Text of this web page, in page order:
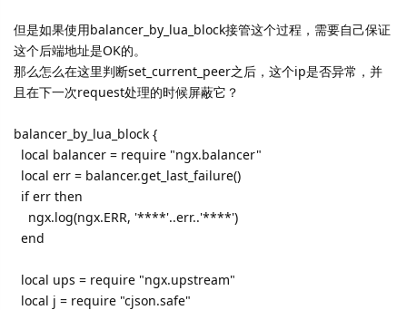
但是如果使用balancer_by_lua_block接管这个过程，需要自己保证
这个后端地址是OK的。
那么怎么在这里判断set_current_peer之后，这个ip是否异常，并
且在下一次request处理的时候屏蔽它？
balancer_by_lua_block {
local balancer = require "ngx.balancer"
local err = balancer.get_last_failure()
if err then
ngx.log(ngx.ERR, '****'..err..'****')
end
local ups = require "ngx.upstream"
local j = require "cjson.safe"